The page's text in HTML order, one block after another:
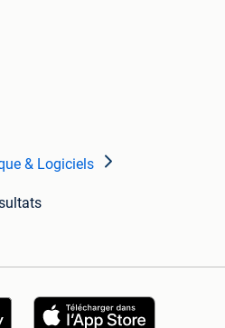
& Logiciels